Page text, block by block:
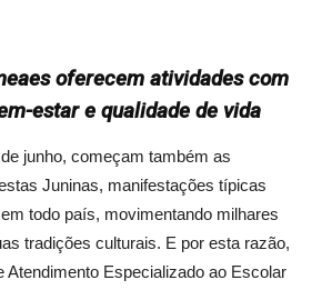
oferecem atividades com
estar e qualidade de vida
junho, começam também as
Juninas, manifestações típicas
todo país, movimentando milhares
tradições culturais. E por esta razão,
Atendimento Especializado ao Escolar